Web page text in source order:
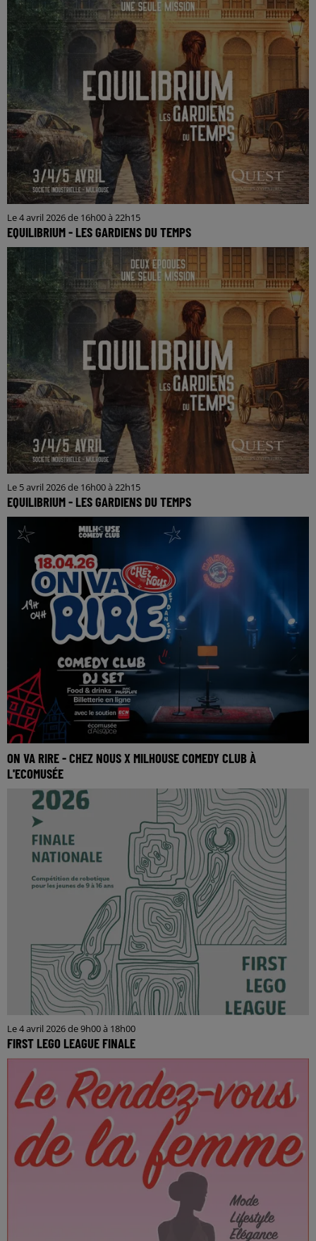
Le 4 avril 2026 de 16h00 à 22h15
EQUILIBRIUM - LES GARDIENS DU TEMPS
Le 5 avril 2026 de 16h00 à 22h15
EQUILIBRIUM - LES GARDIENS DU TEMPS
ON VA RIRE - CHEZ NOUS X MILHOUSE COMEDY CLUB À
L'ECOMUSÉE
Le 4 avril 2026 de 9h00 à 18h00
FIRST LEGO LEAGUE FINALE